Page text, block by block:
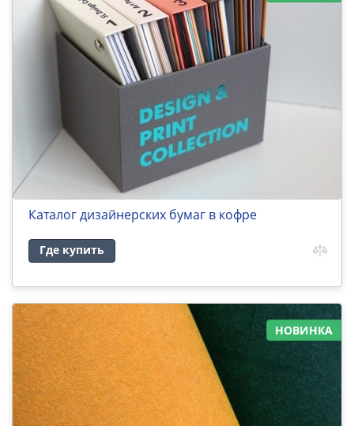
Каталог дизайнерских бумаг в кофре
Где купить
НОВИНКА